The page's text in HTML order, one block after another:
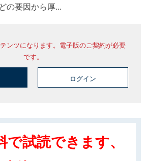
の要因から厚...
ンツになります。電子版のご契約が必要
です。
ログイン
試読できます、